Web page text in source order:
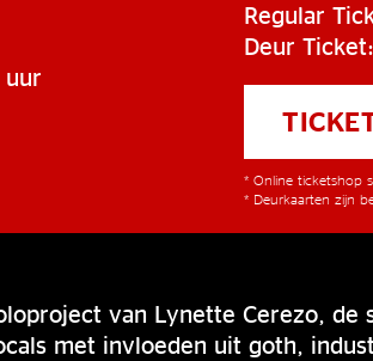
uur
Regular
Deur
* Online ticketshop
* Deurkaarten zijn
van Lynette Cerezo, de
met invloeden uit goth,